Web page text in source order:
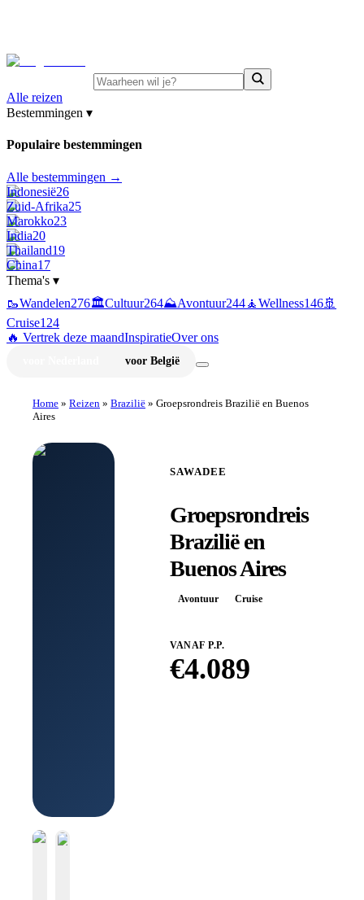
Alle reizen
Bestemmingen ▾
Populaire bestemmingen
Alle bestemmingen →
Indonesië26
Zuid-Afrika25
Marokko23
India20
Thailand19
China17
Thema's ▾
🥾Wandelen276🏛️Cultuur264⛰️Avontuur244🧘Wellness146🚢
Cruise124
🔥 Vertrek deze maandInspiratieOver ons
voor België
Home » Reizen » Brazilië » Groepsrondreis Brazilië en Buenos
Aires
SAWADEE
Groepsrondreis
Brazilië en
Buenos Aires
Avontuur Cruise
VANAF P.P.
€4.089